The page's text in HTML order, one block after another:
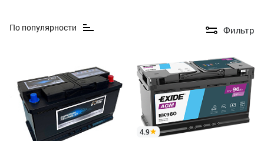
По популярности Фильтр
4.9